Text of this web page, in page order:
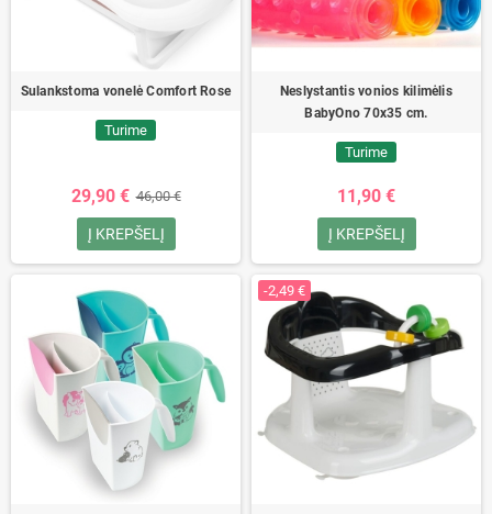
Sulankstoma vonelė Comfort Rose
Turime
29,90 € 46,00 €
Į KREPŠELĮ
Neslystantis vonios kilimėlis
BabyOno 70x35 cm.
Turime
11,90 €
Į KREPŠELĮ
-2,49 €